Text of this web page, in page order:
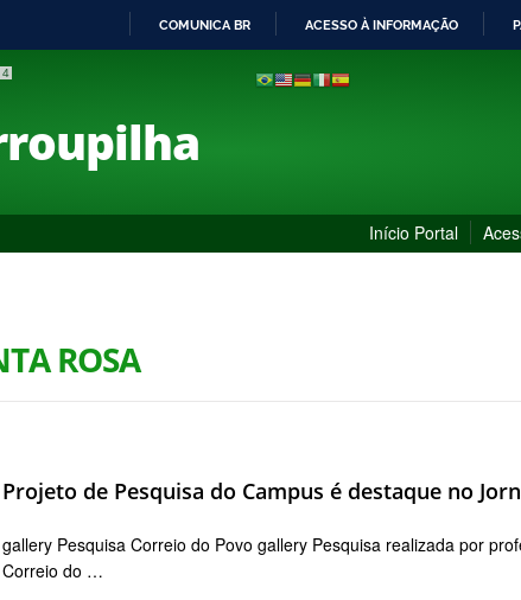
PARA
COMUNICA BR ACESSO À INFORMAÇÃO
4
Início Portal
ROSA
Projeto de Pesquisa do Campus é destaque no
gallery Pesquisa Correio do Povo gallery Pesquisa realizada por
Correio do …